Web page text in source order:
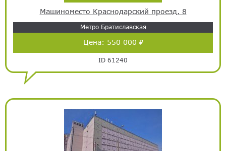
Машиноместо Краснодарский проезд, 8
Метро Братиславская
Цена: 550 000 ₽
ID 61240